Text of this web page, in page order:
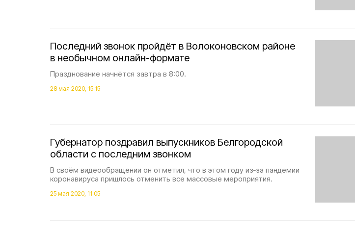
Последний звонок пройдёт в Волоконовском районе
в необычном онлайн-формате
Празднование начнётся завтра в 8:00.
28 мая 2020, 15:15
Губернатор поздравил выпускников Белгородской
области с последним звонком
В своём видеообращении он отметил, что в этом году из‑за пандемии
коронавируса пришлось отменить все массовые мероприятия.
25 мая 2020, 11:05